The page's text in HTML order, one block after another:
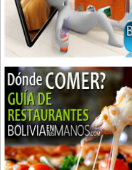
Restaurantes: Comida Criolla